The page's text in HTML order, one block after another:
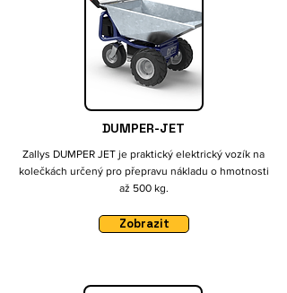
DUMPER-JET
Zallys DUMPER JET je praktický elektrický vozík na
kolečkách určený pro přepravu nákladu o hmotnosti
až 500 kg.
Zobrazit